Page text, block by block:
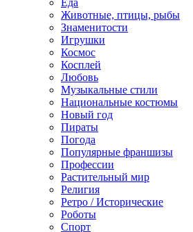
Еда
Животные, птицы, рыбы
Знаменитости
Игрушки
Космос
Косплей
Любовь
Музыкальные стили
Национальные костюмы
Новый год
Пираты
Погода
Популярные франшизы
Профессии
Растительный мир
Религия
Ретро / Исторические
Роботы
Спорт